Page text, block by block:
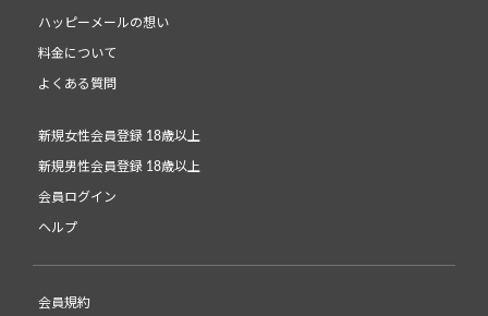
ハッピーメールの想い
料金について
よくある質問
新規女性会員登録 18歳以上
新規男性会員登録 18歳以上
会員ログイン
ヘルプ
会員規約